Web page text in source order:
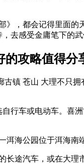
》，都会记得里面
去感受金庸笔下的武
的攻略值得分
古镇 苍山 大理不只
行车或电动车。喜
海公园位于洱海南
长途汽车，或在大理